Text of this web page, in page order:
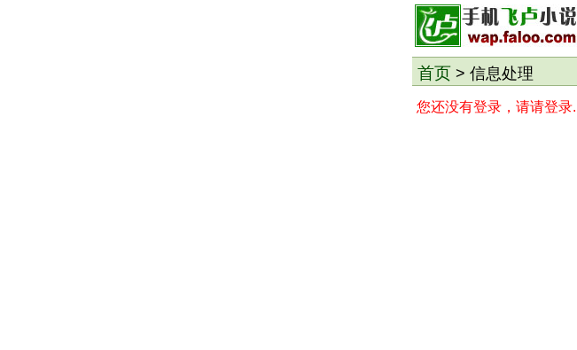
首页 > 信息处理
您还没有登录，请请登录.